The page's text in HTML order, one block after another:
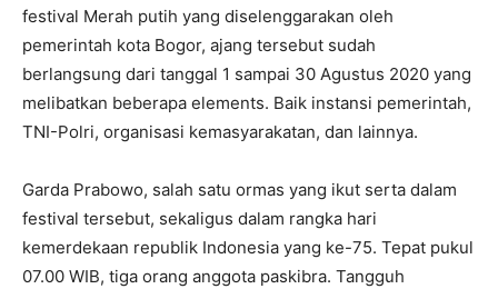
festival Merah putih yang diselenggarakan oleh
pemerintah kota Bogor, ajang tersebut sudah
berlangsung dari tanggal 1 sampai 30 Agustus 2020 yang
melibatkan beberapa elements. Baik instansi pemerintah,
TNI-Polri, organisasi kemasyarakatan, dan lainnya.
Garda Prabowo, salah satu ormas yang ikut serta dalam
festival tersebut, sekaligus dalam rangka hari
kemerdekaan republik Indonesia yang ke-75. Tepat pukul
07.00 WIB, tiga orang anggota paskibra. Tangguh